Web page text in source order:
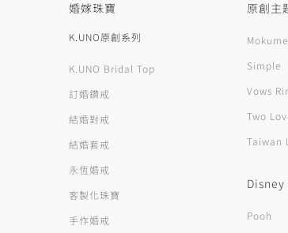
婚嫁珠寶
K.UNO原創系列
K.UNO Bridal Top
訂婚鑽戒
結婚對戒
結婚套戒
永恆婚戒
客製化珠寶
手作婚戒
原創主
Mokume
Simple
Vows
Two
Taiwan
Disney
Pooh